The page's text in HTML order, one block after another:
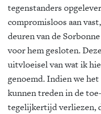
tegenstanders
compromisloos aan
deuren van de
voor hem gesloten.
uitvloeisel van wat ik
genoemd. Indien we
kunnen treden in de
tegelijkertijd verliezen,